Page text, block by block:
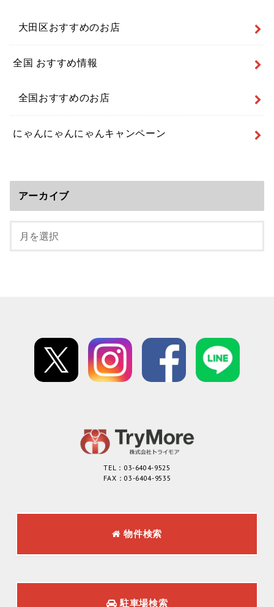
大田区おすすめのお店
全国 おすすめ情報
全国おすすめのお店
にゃんにゃんにゃんキャンペーン
アーカイブ
TEL：03-6404-9525
FAX：03-6404-9535
物件検索
駐車場検索